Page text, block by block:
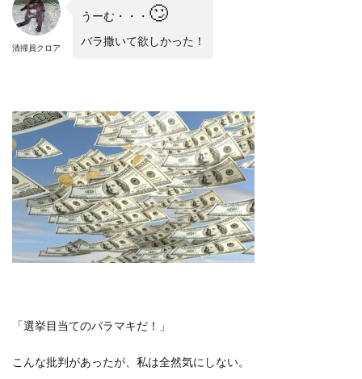
清掃員クロア
うーむ・・・ 🙄
バラ撒いて欲しかった！
「選挙目当てのバラマキだ！」
こんな批判があったが、私は全然気にしない。